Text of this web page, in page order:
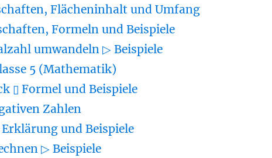
Flächeninhalt und Umfang
Formeln und Beispiele
umwandeln ▷ Beispiele
5 (Mathematik)
▯ Formel und Beispiele
Zahlen
und Beispiele
▷ Beispiele